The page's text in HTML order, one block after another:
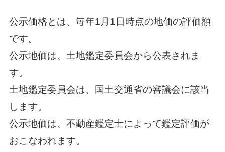
公示価格とは、毎年1月1日時点の地価の評価額
です。
公示地価は、土地鑑定委員会から公表されま
す。
土地鑑定委員会は、国土交通省の審議会に該当
します。
公示地価は、不動産鑑定士によって鑑定評価が
おこなわれます。